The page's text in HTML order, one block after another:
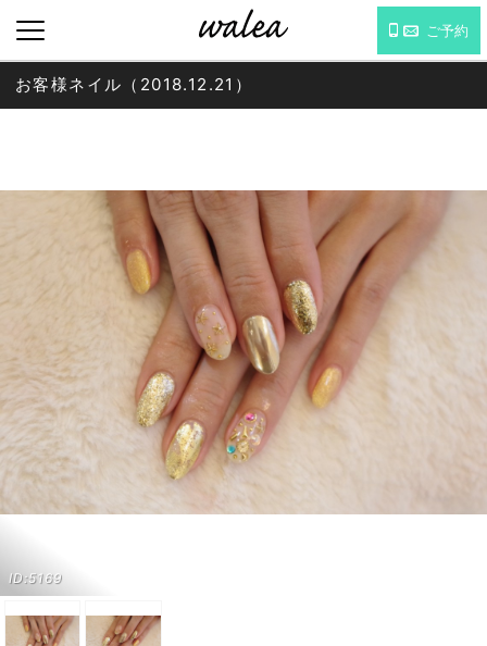
ご予約
ID:5169
お客様ネイル（2018.12.21）